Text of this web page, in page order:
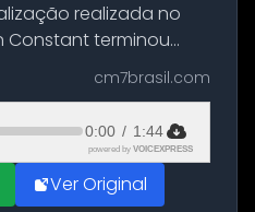
realizada no
Constant terminou
115
em uma
no porto da cidade. O
cm7brasil.com
0:00 / 1:44
powered by VOICEXPRESS
Ver Original